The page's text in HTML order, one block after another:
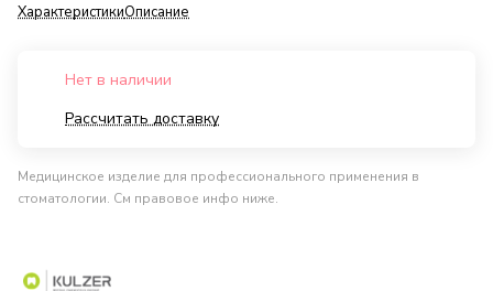
ХарактеристикиОписание
Нет в наличии
Рассчитать доставку
Медицинское изделие для профессионального применения в
стоматологии. См правовое инфо ниже.